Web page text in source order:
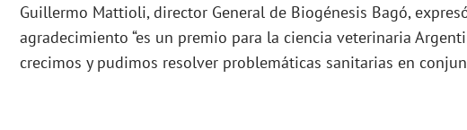
Guillermo Mattioli, director General de Biogénesis Bagó,
agradecimiento “es un premio para la ciencia veterinaria
crecimos y pudimos resolver problemáticas sanitarias en